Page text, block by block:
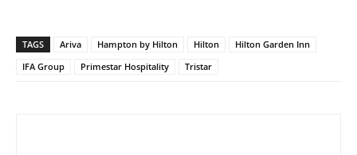
TAGS Ariva Hampton by Hilton Hilton
Hilton Garden Inn
IFA Group
Primestar Hospitality Tristar